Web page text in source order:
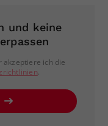
und keine
ich die
.